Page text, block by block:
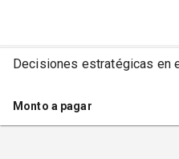
Decisiones estratégicas en
Monto a pagar